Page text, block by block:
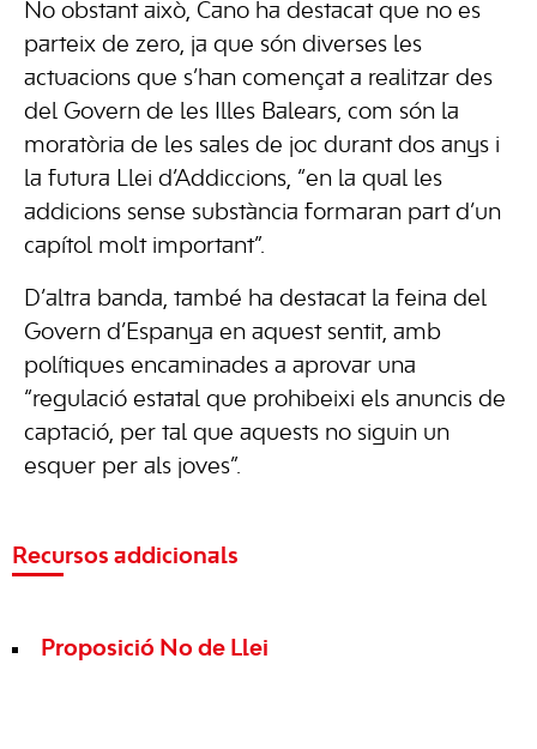
No obstant això, Cano ha destacat que no es
parteix de zero, ja que són diverses les
actuacions que s’han començat a realitzar des
del Govern de les Illes Balears, com són la
moratòria de les sales de joc durant dos anys i
la futura Llei d’Addiccions, “en la qual les
addicions sense substància formaran part d’un
capítol molt important”.
D’altra banda, també ha destacat la feina del
Govern d’Espanya en aquest sentit, amb
polítiques encaminades a aprovar una
“regulació estatal que prohibeixi els anuncis de
captació, per tal que aquests no siguin un
esquer per als joves”.
Recursos addicionals
Proposició No de Llei